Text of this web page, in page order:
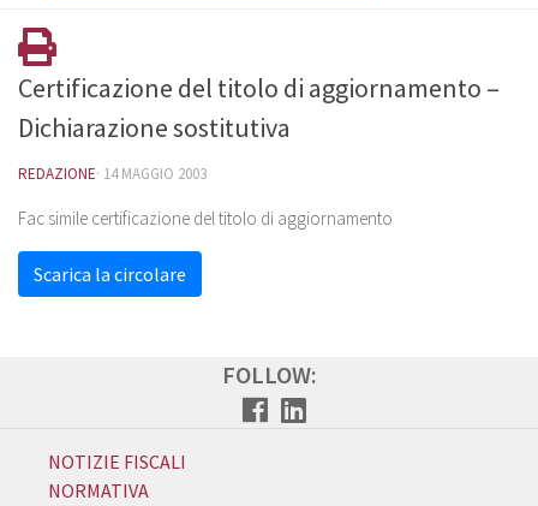
Certificazione del titolo di aggiornamento –
Dichiarazione sostitutiva
REDAZIONE· 14 MAGGIO 2003
Fac simile certificazione del titolo di aggiornamento
Scarica la circolare
FOLLOW:
NOTIZIE FISCALI
NORMATIVA